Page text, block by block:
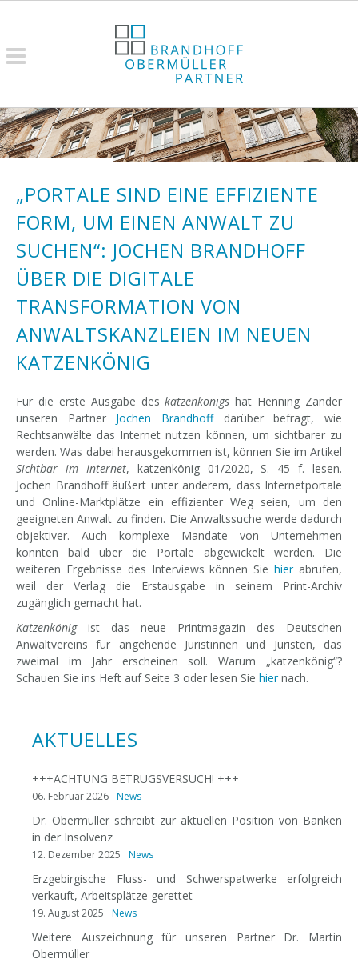
„PORTALE SIND EINE EFFIZIENTE
FORM, UM EINEN ANWALT ZU
SUCHEN“: JOCHEN BRANDHOFF
ÜBER DIE DIGITALE
TRANSFORMATION VON
ANWALTSKANZLEIEN IM NEUEN
KATZENKÖNIG
Für die erste Ausgabe deskatzenkönigs hat Henning Zander
unseren Partner Jochen Brandhoffdarüber befragt, wie
Rechtsanwälte das Internet nutzen können, um sichtbarer zu
werden. Was dabei herausgekommen ist, können Sie im Artikel
Sichtbar im Internet, katzenkönig 01/2020, S. 45 f. lesen.
Jochen Brandhoff äußert unter anderem, dass Internetportale
und Online-Marktplätze ein effizienter Weg seien, um den
geeigneten Anwalt zu finden. Die Anwaltssuche werde dadurch
objektiver. Auch komplexe Mandate von Unternehmen
könnten bald über die Portale abgewickelt werden. Die
weiteren Ergebnisse des Interviews können Siehierabrufen,
weil der Verlag die Erstausgabe in seinem Print-Archiv
zugänglich gemacht hat.
Katzenkönigist das neue Printmagazin des Deutschen
Anwaltvereins für angehende Juristinnen und Juristen, das
zweimal im Jahr erscheinen soll. Warum „katzenkönig“?
Schauen Sie ins Heft auf Seite 3 oder lesen Sie hiernach.
AKTUELLES
+++ACHTUNG BETRUGSVERSUCH! +++
06. Februar 2026 News
Dr. Obermüller schreibt zur aktuellen Position von Banken
in der Insolvenz
12. Dezember 2025 News
Erzgebirgische Fluss- und Schwerspatwerke erfolgreich
verkauft, Arbeitsplätze gerettet
19. August 2025 News
Weitere Auszeichnung für unseren Partner Dr. Martin
Obermüller